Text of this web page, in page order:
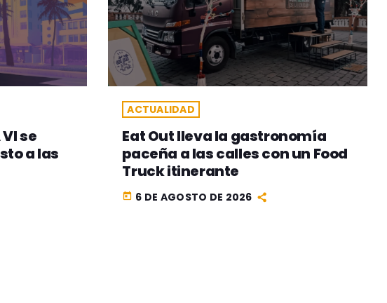
se
a las
ACTUALIDAD
Eat Out lleva la gastronomía
paceña a las calles con un Food
Truck itinerante
today 6 DE AGOSTO DE 2026